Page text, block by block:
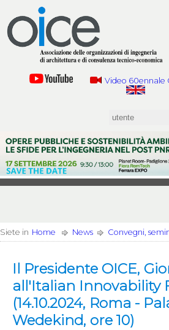
Video 60ennale
Siete in Home News Convegni,
Il Presidente OICE,
all'Italian Innovability
(14.10.2024, Roma -
Wedekind, ore 10)